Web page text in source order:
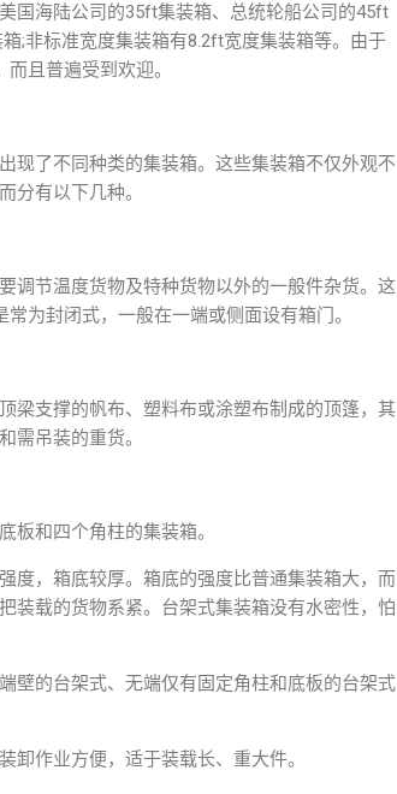
国海陆公司的35ft集装箱、总统轮船公司的45ft
;非标准宽度集装箱有8.2ft宽度集装箱等。由于
且普遍受到欢迎。
现了不同种类的集装箱。这些集装箱不仅外观不
分有以下几种。
调节温度货物及特种货物以外的一般件杂货。这
为封闭式，一般在一端或侧面设有箱门。
梁支撑的帆布、塑料布或涂塑布制成的顶篷，其
需吊装的重货。
板和四个角柱的集装箱。
度，箱底较厚。箱底的强度比普通集装箱大，而
装载的货物系紧。台架式集装箱没有水密性，怕
壁的台架式、无端仅有固定角柱和底板的台架式
作业方便，适于装载长、重大件。